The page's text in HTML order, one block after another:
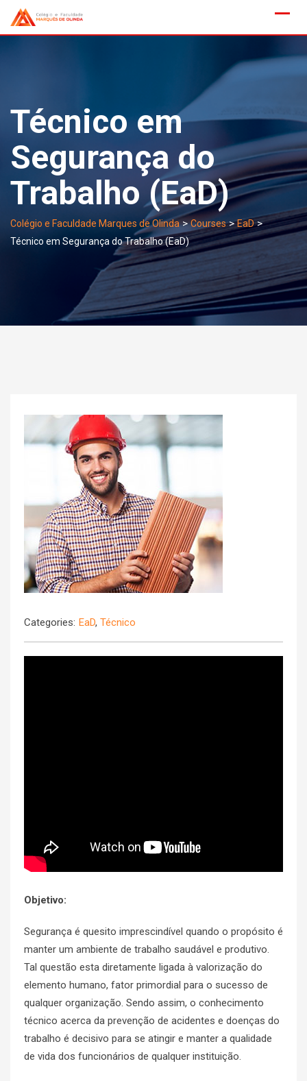
Técnico em
Segurança do
Trabalho (EaD)
Colégio e Faculdade Marques de Olinda>Courses>EaD>
Técnico em Segurança do Trabalho (EaD)
Categories: EaD, Técnico
Objetivo:
Segurança é quesito imprescindível quando o propósito é
manter um ambiente de trabalho saudável e produtivo.
Tal questão esta diretamente ligada à valorização do
elemento humano, fator primordial para o sucesso de
qualquer organização. Sendo assim, o conhecimento
técnico acerca da prevenção de acidentes e doenças do
trabalho é decisivo para se atingir e manter a qualidade
de vida dos funcionários de qualquer instituição.